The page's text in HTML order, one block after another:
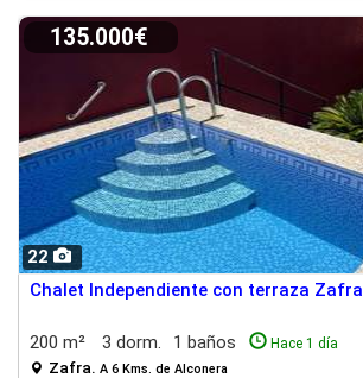
22
135.000€
Chalet Independiente con terraza Zafra
200 m² 3 dorm. 1 baños Hace 1 día
Zafra. A 6 Kms. de Alconera